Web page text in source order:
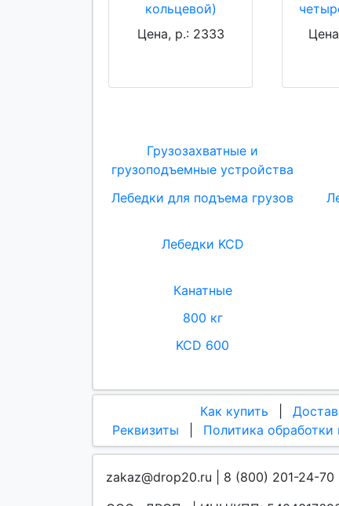
кольцевой)
Цена, р.: 2333
Грузозахватные и
грузоподъемные устройства
Лебедки для подъема грузов
Лебедки KCD
Канатные
800 кг
KCD 600
Как купить
Реквизиты
Политика
zakaz@drop20.ru | 8 (800) 201-24-